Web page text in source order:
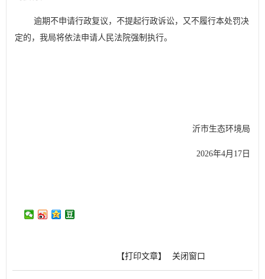
逾期不申请行政复议，不提起行政诉讼，又不履行本处罚决
定的，我局将依法申请人民法院强制执行。
沂市生态环境局
2026年4月 17日
【打印文章】 关闭窗口